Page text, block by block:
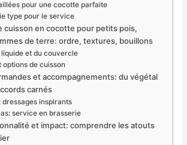
pour une cocotte parfaite
type pour le service
cuisson en cocotte pour petits pois,
de terre: ordre, textures, bouillons
liquide et du couvercle
options de cuisson
et accompagnements: du végétal
carnés
dressages inspirants
service en brasserie
et impact: comprendre les atouts